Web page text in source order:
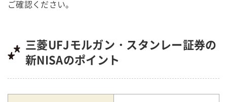
ご確認ください。
三菱UFJモルガン・スタンレー証券の
新NISAのポイント